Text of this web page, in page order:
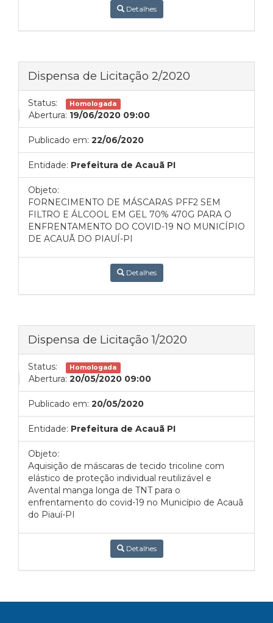
Detalhes
Dispensa de Licitação 2/2020
Status: Homologada
Abertura: 19/06/2020 09:00
Publicado em: 22/06/2020
Entidade: Prefeitura de Acauã PI
Objeto:
FORNECIMENTO DE MÁSCARAS PFF2 SEM
FILTRO E ÁLCOOL EM GEL 70% 470G PARA O
ENFRENTAMENTO DO COVID-19 NO MUNICÍPIO
DE ACAUÃ DO PIAUÍ-PI
Detalhes
Dispensa de Licitação 1/2020
Status: Homologada
Abertura: 20/05/2020 09:00
Publicado em: 20/05/2020
Entidade: Prefeitura de Acauã PI
Objeto:
Aquisição de máscaras de tecido tricoline com
elástico de proteção individual reutilizável e
Avental manga longa de TNT para o
enfrentamento do covid-19 no Município de Acauã
do Piauí-PI
Detalhes